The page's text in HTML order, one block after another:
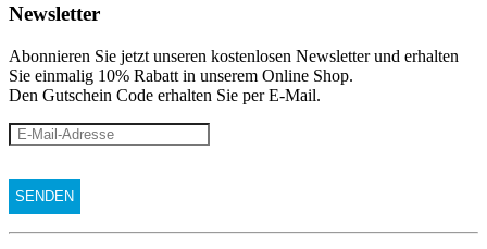
Newsletter
Abonnieren Sie jetzt unseren kostenlosen Newsletter und erhalten
Sie einmalig 10% Rabatt in unserem Online Shop.
Den Gutschein Code erhalten Sie per E-Mail.